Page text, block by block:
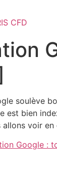
soulève
est bien
allons voir
Google :